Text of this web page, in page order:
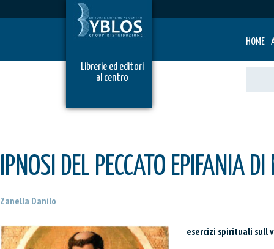
HOME
Librerie ed editori
al centro
IPNOSI DEL PECCATO EPIFANIA DI
Zanella Danilo
esercizi spirituali sull